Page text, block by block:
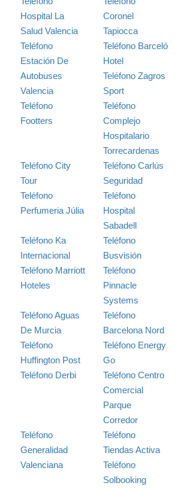
Hospital La
Salud Valencia
Coronel
Tapiocca
Teléfono
Estación De
Autobuses
Valencia
Teléfono Barceló
Hotel
Teléfono Zagros
Sport
Teléfono
Footters
Teléfono
Complejo
Hospitalario
Torrecardenas
Teléfono City
Tour
Teléfono Carlús
Seguridad
Teléfono
Perfumeria Júlia
Teléfono
Hospital
Sabadell
Teléfono Ka
Internacional
Teléfono
Busvisión
Teléfono Marriott
Hoteles
Teléfono
Pinnacle
Systems
Teléfono Aguas
De Murcia
Teléfono
Barcelona Nord
Teléfono
Huffington Post
Teléfono Energy
Go
Teléfono Derbi
Teléfono Centro
Comercial
Parque
Corredor
Teléfono
Generalidad
Valenciana
Teléfono
Tiendas Activa
Teléfono
Solbooking